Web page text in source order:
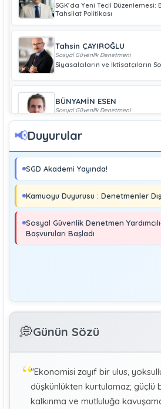
SGK’da Yeni Tecil
Tahsilat Politikası
Tahsin ÇAYIROĞLU
Sosyal Güvenlik Denetmeni
Siyasalcıların ve İktisatçıların
BÜNYAMİN ESEN
Sosyal Güvenlik Denetmeni
Geliri Düşük Olan Çiftçiye Bağ-
Boray UĞRAŞ
Soma ve Ermenek’te Meydana
Endüstriyel Kaza Sayılmakta
Sosyal Güvenlik Denetmeni
Kayıt Dışı İstihdamla
G
Özel Sağlık Hizmeti
K KÜBRA KOÇ
Uluslararası Sosyal Politika
📢Duyurular
SGD Akademi Yayında!
Kamuoyu Duyurusu : Denetmenler
Sosyal Güvenlik Denetmen
Başvuruları Başladı
💭Günün Sözü
"Ekonomisi zayıf bir ulus,
düşkünlükten kurtulamaz; güçlü
kalkınma ve mutluluğa